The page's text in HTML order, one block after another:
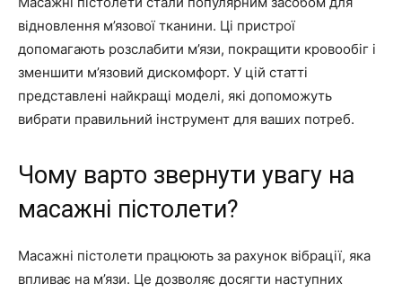
відновлення м’язової тканини. Ці пристрої
допомагають розслабити м’язи, покращити кровообіг і
зменшити м’язовий дискомфорт. У цій статті
представлені найкращі моделі, які допоможуть
вибрати правильний інструмент для ваших потреб.
Чому варто звернути увагу на
масажні пістолети?
Масажні пістолети працюють за рахунок вібрації, яка
впливає на м’язи. Це дозволяє досягти наступних